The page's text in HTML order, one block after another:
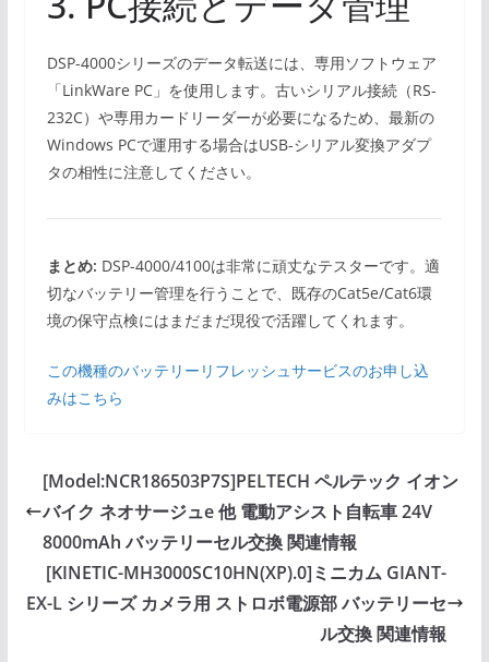
DSP-4000シリーズのデータ転送には、専用ソフトウェア
「LinkWare PC」を使用します。古いシリアル接続（RS-
232C）や専用カードリーダーが必要になるため、最新の
Windows PCで運用する場合はUSB-シリアル変換アダプ
タの相性に注意してください。
まとめ: DSP-4000/4100は非常に頑丈なテスターです。適
切なバッテリー管理を行うことで、既存のCat5e/Cat6環
境の保守点検にはまだまだ現役で活躍してくれます。
この機種のバッテリーリフレッシュサービスのお申し込
みはこちら
[Model:NCR186503P7S]PELTECH ペルテック イオン
バイク ネオサージュe 他 電動アシスト自転車 24V
8000mAh バッテリーセル交換 関連情報
[KINETIC-MH3000SC10HN(XP).0]ミニカム GIANT-
EX-L シリーズ カメラ用 ストロボ電源部 バッテリーセ
ル交換 関連情報